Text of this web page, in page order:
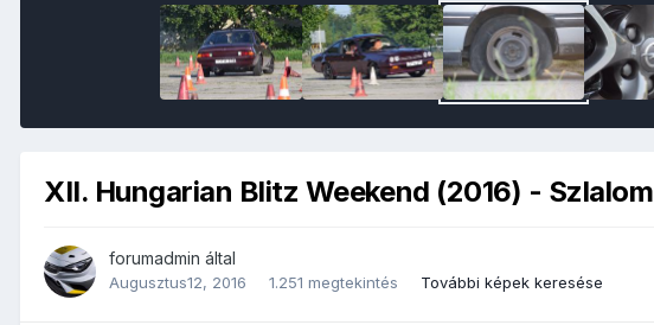
XII. Hungarian Blitz Weekend (2016) - Szlalom
forumadmin által
Augusztus12, 2016 1.251 megtekintés További képek keresése